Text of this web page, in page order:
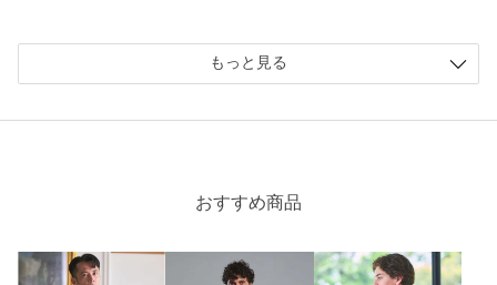
投稿日： 2026年5月24日
購入サイズ：L
｜
購入カラー：WHITE
大人のプリントＴとして最適だと思います。
年代：
30代後半
もっと見る
おすすめ商品